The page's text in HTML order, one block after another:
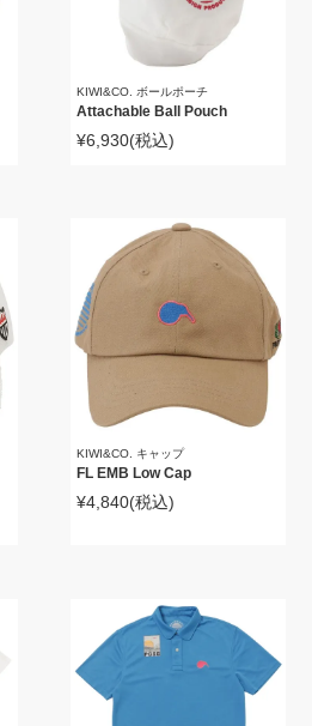
KIWI&CO. ボールポーチ
Attachable Ball Pouch
¥6,930(税込)
KIWI&CO. キャップ
FL EMB Low Cap
¥4,840(税込)